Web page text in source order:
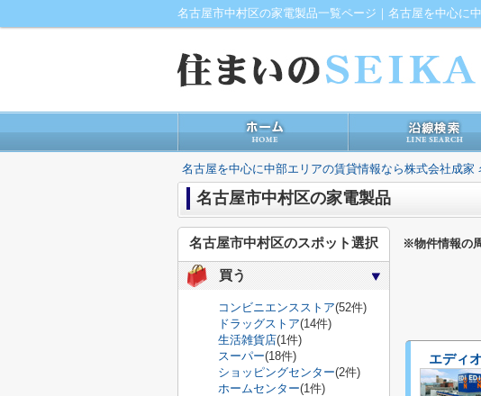
名古屋を中心に中部エリアの賃貸情報なら株式会社成家
名古屋市中村区の家電製品
※物件情報の
エディ
名古屋市中村区のスポット選択
買う
コンビニエンスストア(52件)
ドラッグストア(14件)
生活雑貨店(1件)
スーパー(18件)
ショッピングセンター(2件)
ホームセンター(1件)